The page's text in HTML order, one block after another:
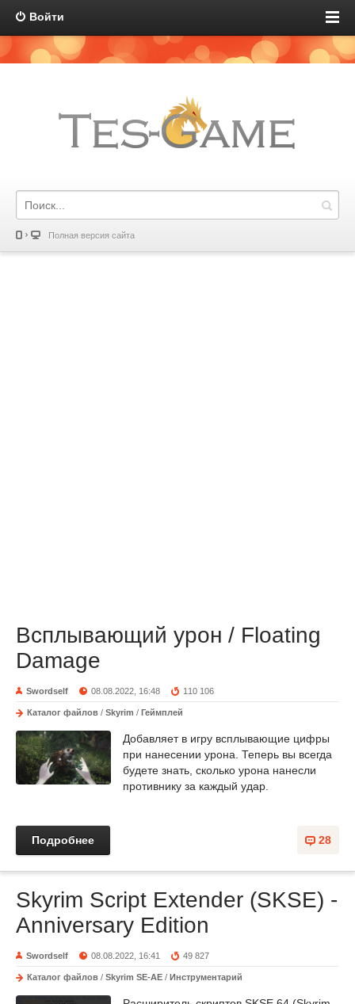
Войти
Полная версия сайта
Всплывающий урон / Floating
Damage
Swordself 08.08.2022, 16:48 110 106
Каталог файлов / Skyrim / Геймплей
Добавляет в игру всплывающие цифры
при нанесении урона. Теперь вы всегда
будете знать, сколько урона нанесли
противнику за каждый удар.
28
Подробнее
Skyrim Script Extender (SKSE) -
Anniversary Edition
Swordself 08.08.2022, 16:41 49 827
Каталог файлов / Skyrim SE-AE / Инструментарий